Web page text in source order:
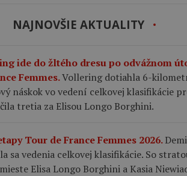
NAJNOVŠIE AKTUALITY
ide do žltého dresu po odvážnom
Femmes.Vollering dotiahla 6-
náskok vo vedení celkovej klasifikácie
tretia za Elisou Longo Borghini.
Tour de France Femmes 2026.
sa vedenia celkovej klasifikácie. So
Elisa Longo Borghini a Kasia